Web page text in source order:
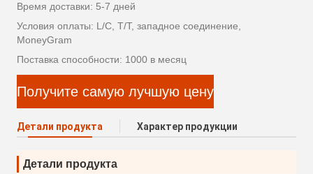
Время доставки: 5-7 дней
Условия оплаты: L/C, T/T, западное соединение,
MoneyGram
Поставка способности: 1000 в месяц
Получите самую лучшую цену
Детали продукта Характер продукции
Детали продукта